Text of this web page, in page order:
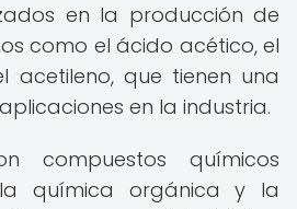
en la producción de
como el ácido acético, el
acetileno, que tienen una
en la industria.
compuestos químicos
química orgánica y la